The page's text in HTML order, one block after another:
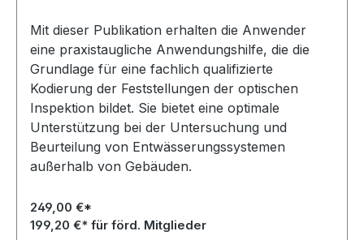
Mit dieser Publikation erhalten die Anwender
eine praxistaugliche Anwendungshilfe, die die
Grundlage für eine fachlich qualifizierte
Kodierung der Feststellungen der optischen
Inspektion bildet. Sie bietet eine optimale
Unterstützung bei der Untersuchung und
Beurteilung von Entwässerungssystemen
außerhalb von Gebäuden.
249,00 €*
199,20 €* für förd. Mitglieder